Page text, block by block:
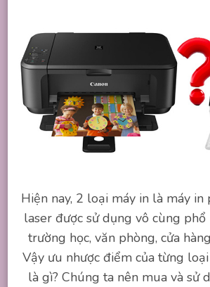
Hiện nay, 2 loại máy in là máy in
laser được sử dụng vô cùng
trường học, văn phòng, cửa
Vậy ưu nhược điểm của từng
là gì? Chúng ta nên mua và sử